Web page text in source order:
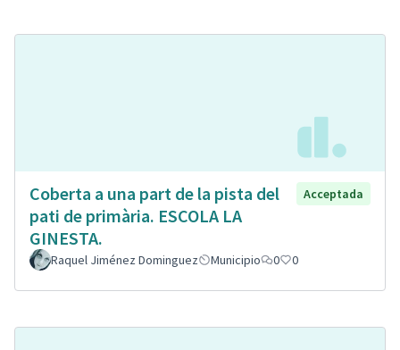
Coberta a una part de la pista del
pati de primària. ESCOLA LA
GINESTA.
Acceptada
Raquel Jiménez Dominguez Municipio 0 0